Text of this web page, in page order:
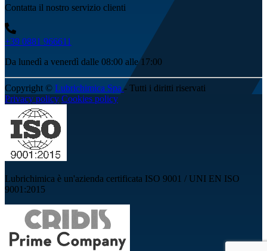
Contatta il nostro servizio clienti
+39 0881 966611
Da lunedì a venerdì dalle 08:00 alle 17:00
Copyright © Lubrichimica Spa- Tutti i diritti riservati
Privacy policy Cookies policy
Lubrichimica è un'azienda certificata ISO 9001 / UNI EN ISO
9001:2015